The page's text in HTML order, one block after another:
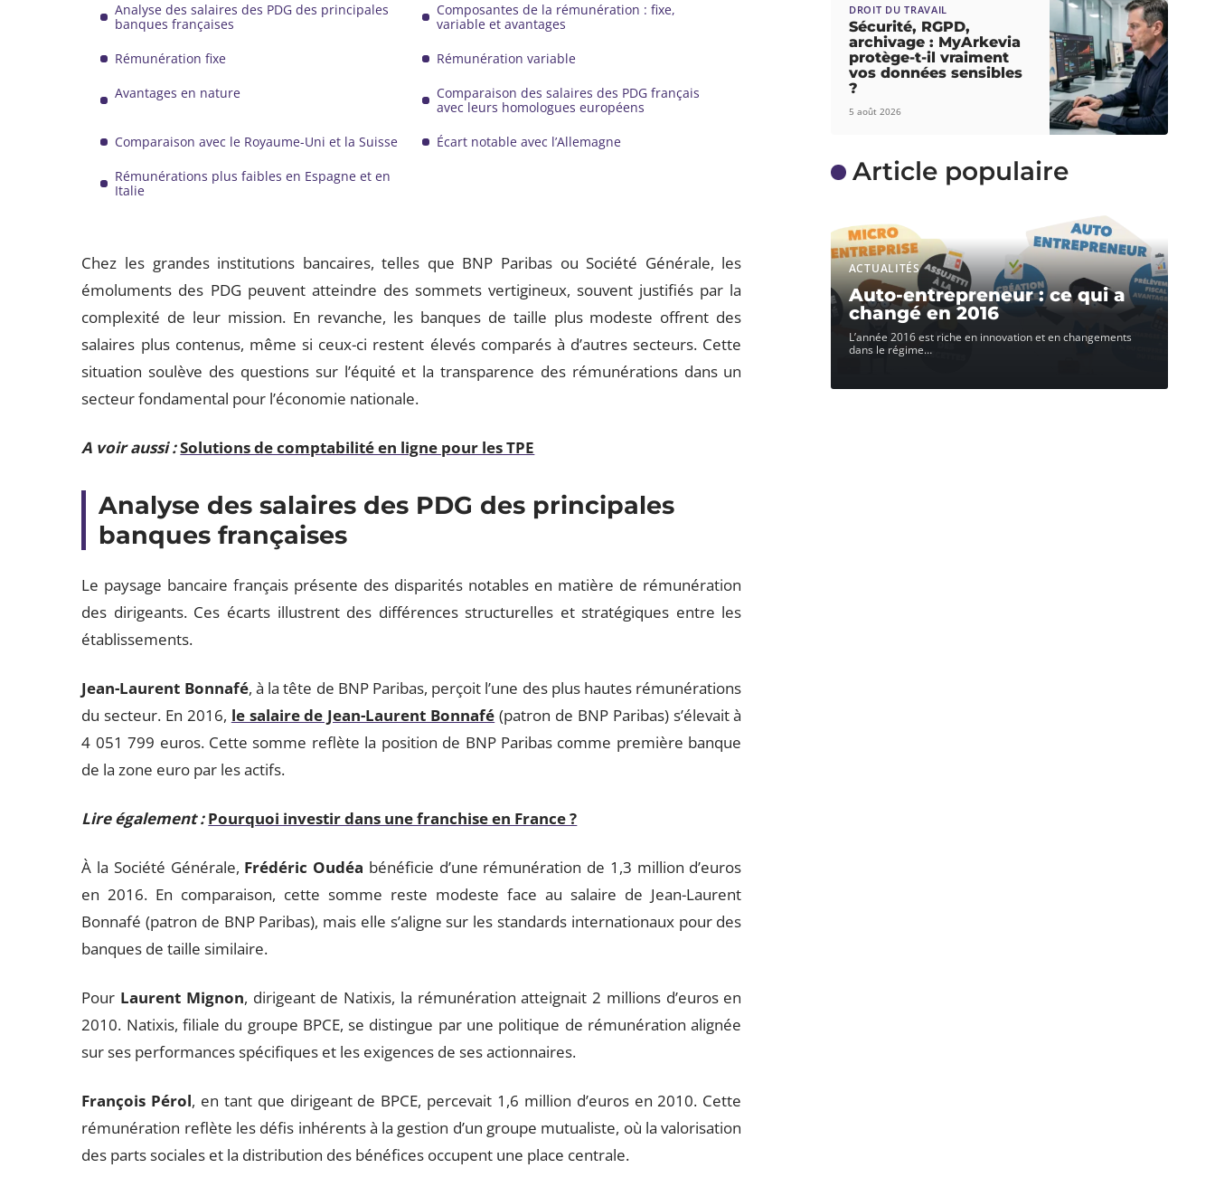
Analyse des salaires des PDG des principales
banques françaises
Composantes de la rémunération : fixe,
variable et avantages
Rémunération fixe
Rémunération variable
Avantages en nature
Comparaison des salaires des PDG français
avec leurs homologues européens
Comparaison avec le Royaume-Uni et la Suisse
Écart notable avec l’Allemagne
Rémunérations plus faibles en Espagne et en
Italie
Chez les grandes institutions bancaires, telles que BNP Paribas ou Société Générale, les
émoluments des PDG peuvent atteindre des sommets vertigineux, souvent justifiés par la
complexité de leur mission. En revanche, les banques de taille plus modeste offrent des
salaires plus contenus, même si ceux-ci restent élevés comparés à d’autres secteurs. Cette
situation soulève des questions sur l’équité et la transparence des rémunérations dans un
secteur fondamental pour l’économie nationale.
A voir aussi :Solutions de comptabilité en ligne pour les TPE
Analyse des salaires des PDG des principales
banques françaises
Le paysage bancaire français présente des disparités notables en matière de rémunération
des dirigeants. Ces écarts illustrent des différences structurelles et stratégiques entre les
établissements.
Jean-Laurent Bonnafé, à la tête de BNP Paribas, perçoit l’une des plus hautes rémunérations
du secteur. En 2016, le salaire de Jean-Laurent Bonnafé (patron de BNP Paribas) s’élevait à
4 051 799 euros. Cette somme reflète la position de BNP Paribas comme première banque
de la zone euro par les actifs.
Lire également : Pourquoi investir dans une franchise en France ?
À la Société Générale, Frédéric Oudéa bénéficie d’une rémunération de 1,3 million d’euros
en 2016. En comparaison, cette somme reste modeste face au salaire de Jean-Laurent
Bonnafé (patron de BNP Paribas), mais elle s’aligne sur les standards internationaux pour des
banques de taille similaire.
Pour Laurent Mignon, dirigeant de Natixis, la rémunération atteignait 2 millions d’euros en
2010. Natixis, filiale du groupe BPCE, se distingue par une politique de rémunération alignée
sur ses performances spécifiques et les exigences de ses actionnaires.
François Pérol, en tant que dirigeant de BPCE, percevait 1,6 million d’euros en 2010. Cette
rémunération reflète les défis inhérents à la gestion d’un groupe mutualiste, où la valorisation
des parts sociales et la distribution des bénéfices occupent une place centrale.
DROIT DU TRAVAIL
Sécurité, RGPD,
archivage : MyArkevia
protège-t-il vraiment
vos données sensibles
?
5 août 2026
Article populaire
ACTUALITÉS
Auto-entrepreneur : ce qui a
changé en 2016
L’année 2016 est riche en innovation et en changements
dans le régime…